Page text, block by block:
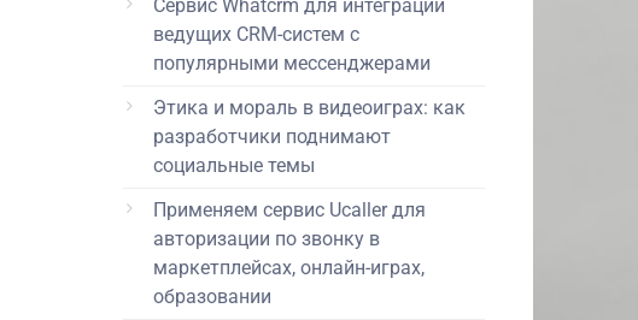
Сервис Whatcrm для интеграции
ведущих CRM-систем с
популярными мессенджерами
Этика и мораль в видеоиграх: как
разработчики поднимают
социальные темы
Применяем сервис Ucaller для
авторизации по звонку в
маркетплейсах, онлайн-играх,
образовании